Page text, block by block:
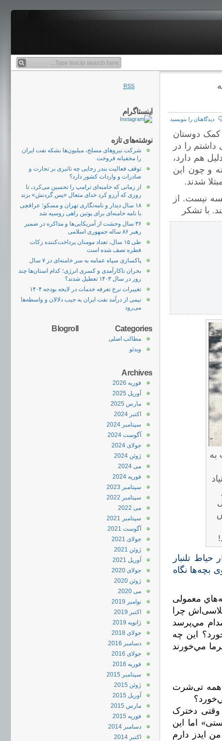
دیدگاهتان را بنویسید
هفته دنیای اقتصاد مورخ 27 مهر با کمک دوستان
را در
هم دارد،
و چون این
شدند.
نیست. از
با تشکر
به
تلنبار
بچه‌ها نگاه
معمولی
چرا
مي‌پرسد
این چه
مي‌خورند
همه تی‌شرت
وقتی دخترک
اما این
ایدز دارم
RSS
اینستاگرام
نوشته‌های تازه
شرکت نیروهای مسلح، میلیون‌ها بشکه نفت ایران
را مخفیانه فروخت
توقف فعالیت بندر رجایی چه تاثیری بر تجارت و
صادرات و واردات کشور دارد؟
از زمانی که خامنه‌ای ترامپ را تحسین می‌کرد، تا
روزی که آرزو کرد خدای متعال «پس گردنش» بزند
۱۸ سال دیدار و نامه‌نگاری تهران و مسکو؛ عراقچی
با نامه خامنه‌ای برای پوتین راهی روسیه شد
۳۶ سال وحشت از آمریکایی‌ها و مذاکره در ضمیر
رهبر ۸۶ ساله جمهوری اسلامی
طی ۱۵ سال، تعداد مومنان پرداخت‌کننده زکات
فطره نصف شده است
پاکسازی سپاه عمامه به سر خامنه‌‌ای در ۷ سال
بحران ناکارآمدی و کسری انرژی؛ کدام استان‌ها چند
روز در سال ۱۴۰۳ تعطیل شدند؟
تغییرات نرخ تعرفه خدمات در لایحه بودجه ۱۴۰۴
نیمی از درآمد نفت ایران به جیب دلالان و واسطه‌ها
می‌رود
Categories
مطالب اصلی
ویدئو
Blogroll
Archives
فوریه 2026
آوریل 2025
مارس 2025
اکتبر 2024
سپتامبر 2024
آگوست 2024
جولای 2024
ژوئن 2024
می 2024
فوریه 2024
سپتامبر 2023
سپتامبر 2022
می 2022
سپتامبر 2021
آگوست 2021
جولای 2021
ژوئن 2021
آوریل 2021
جولای 2020
ژوئن 2020
می 2020
نوامبر 2019
اکتبر 2019
ژانویه 2019
جولای 2018
دسامبر 2016
جولای 2016
فوریه 2016
سپتامبر 2015
ژوئن 2015
آوریل 2015
مارس 2015
فوریه 2015
دسامبر 2014
اکتبر 2014